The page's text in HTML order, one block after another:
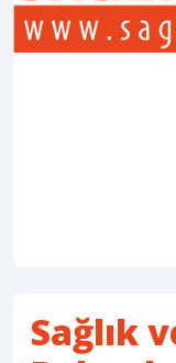
Sağlık